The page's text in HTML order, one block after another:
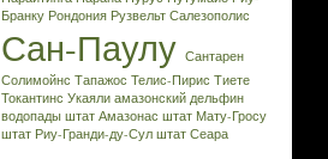
Бранку Рондония Рузвельт Салезополис
Сан-Паулу Сантарен
Солимойнс Тапажос Телис-Пирис Тиете
Токантинс Укаяли амазонский дельфин
водопады штат Амазонас штат Мату-Гросу
штат Риу-Гранди-ду-Сул штат Сеара